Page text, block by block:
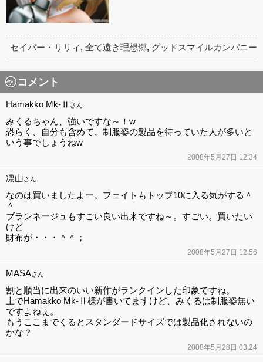
セイバー・リリィ , 全て遠き理想郷, グッドスマイルカンパニー
コメント
Hamakko Mk-Ⅱ さん
みくるちゃん、強いですな～！w
恐らく、自分も含めて、制服姿の製品を待っていた人が多いと
いう事でしょうねw
2008年5月27日 12:34
凛山さん
なのは買いましたよー。フェイトもトップ10に入る気がする＾
＾
ブランネージュもすごい良い出来ですね～。すごい。買いたい
けど
財布が・・・＾＾；
2008年5月27日 12:56
MASAさん
割と順当に出来のいい新作がランクインした印象ですね。
上でHamakko Mk-Ⅱ様が書いてますけど、みくるは制服姿無い
ですよねぇ。
もうここまでくるとスタンダードサイズでは製品化されないの
かな？
2008年5月28日 03:24